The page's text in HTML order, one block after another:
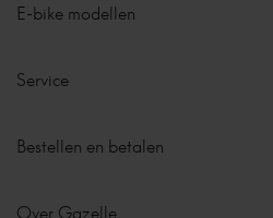
E-bike modellen
Service
Bestellen en betalen
Over Gazelle